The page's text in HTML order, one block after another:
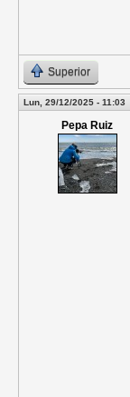
Superior
Lun, 29/12/2025 - 11:03
Pepa Ruiz